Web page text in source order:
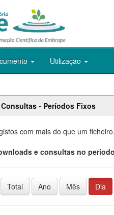
Utilização
- Períodos Fixos
com mais do que um
e consultas no
Total Ano Mês Dia